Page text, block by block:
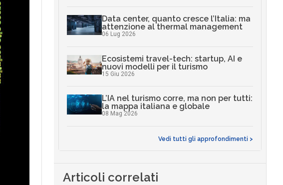
Data center, quanto cresce l’Italia: ma
attenzione al thermal management
06 Lug 2026
Ecosistemi travel-tech: startup, AI e
nuovi modelli per il turismo
15 Giu 2026
L’IA nel turismo corre, ma non per tutti:
la mappa italiana e globale
08 Mag 2026
Vedi tutti gli approfondimenti >
Articoli correlati